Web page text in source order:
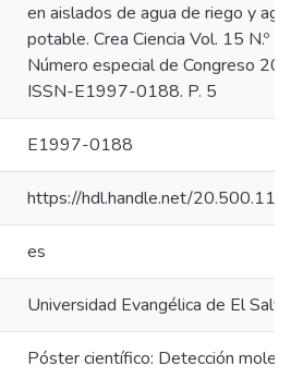
en aislados de agua de riego y
potable. Crea Ciencia Vol. 15 N.º 2
Número especial de Congreso
ISSN-E1997-0188. P. 5
E1997-0188
https://hdl.handle.net/
es
Universidad Evangélica de El
Póster científico: Detección